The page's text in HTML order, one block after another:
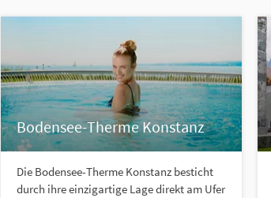
Bodensee-Therme Konstanz
Die Bodensee-Therme Konstanz besticht
durch ihre einzigartige Lage direkt am Ufer